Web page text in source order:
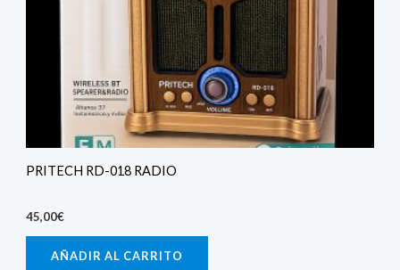
PRITECH RD-018 RADIO
45,00€
AÑADIR AL CARRITO